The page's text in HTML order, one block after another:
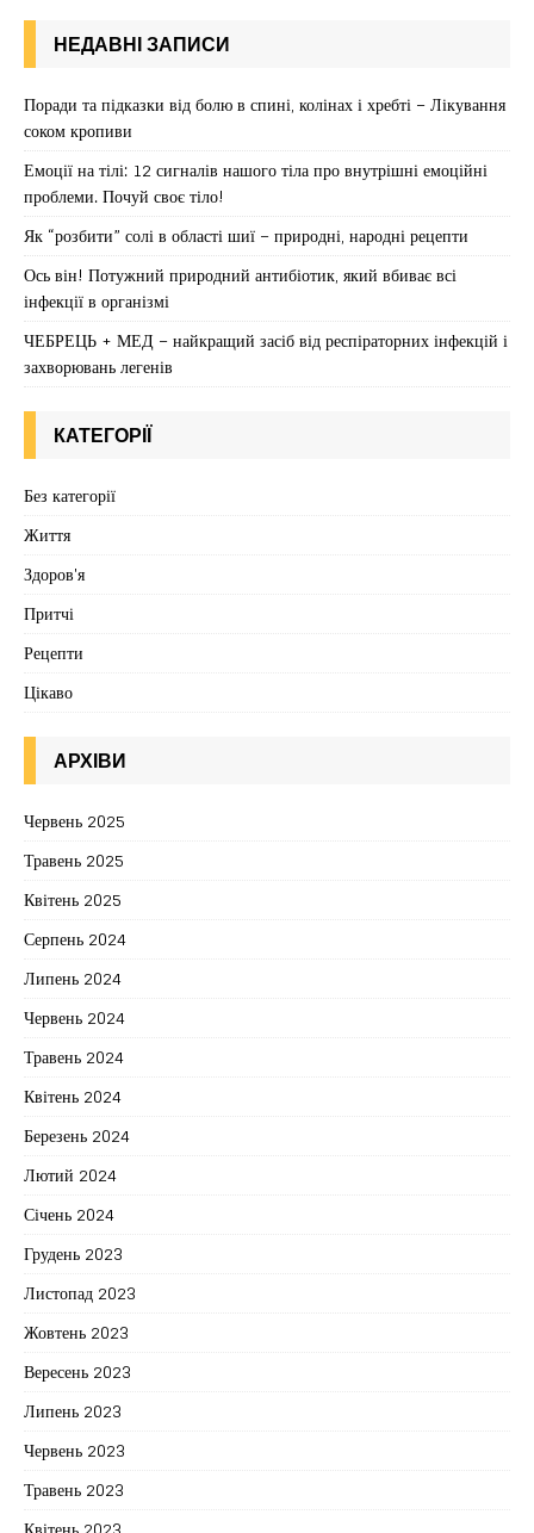
НЕДАВНІ ЗАПИСИ
Поради та підказки від болю в спині, колінах і хребті – Лікування
соком кропиви
Емоції на тілі: 12 сигналів нашого тіла про внутрішні емоційні
проблеми. Почуй своє тіло!
Як “розбити” солі в області шиї – природні, народні рецепти
Ось він! Потужний природний антибіотик, який вбиває всі
інфекції в організмі
ЧЕБРЕЦЬ + МЕД – найкращий засіб від респіраторних інфекцій і
захворювань легенів
КАТЕГОРІЇ
Без категорії
Життя
Здоров'я
Притчі
Рецепти
Цікаво
АРХІВИ
Червень 2025
Травень 2025
Квітень 2025
Серпень 2024
Липень 2024
Червень 2024
Травень 2024
Квітень 2024
Березень 2024
Лютий 2024
Січень 2024
Грудень 2023
Листопад 2023
Жовтень 2023
Вересень 2023
Липень 2023
Червень 2023
Травень 2023